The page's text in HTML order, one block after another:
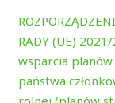
RADY (UE)
wsparcia
państwa